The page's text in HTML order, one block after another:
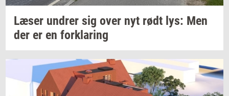
Læser un­drer sig over nyt rødt lys: Men
der er en for­kla­ring